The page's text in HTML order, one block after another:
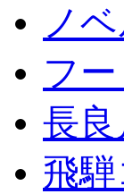
ノ
フ
長
飛